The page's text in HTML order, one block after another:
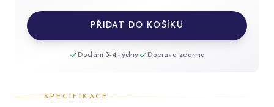
PŘIDAT DO KOŠÍKU
Dodání 3-4 týdny Doprava zdarma
SPECIFIKACE